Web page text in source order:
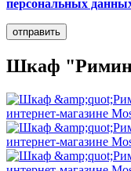
персональных
Шкаф